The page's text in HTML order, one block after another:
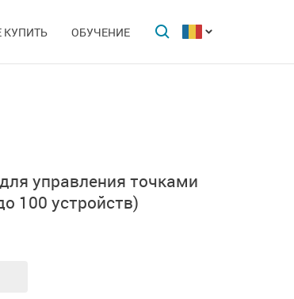
КУПИТЬ ОБУЧЕНИЕ
для управления точками
100 устройств)